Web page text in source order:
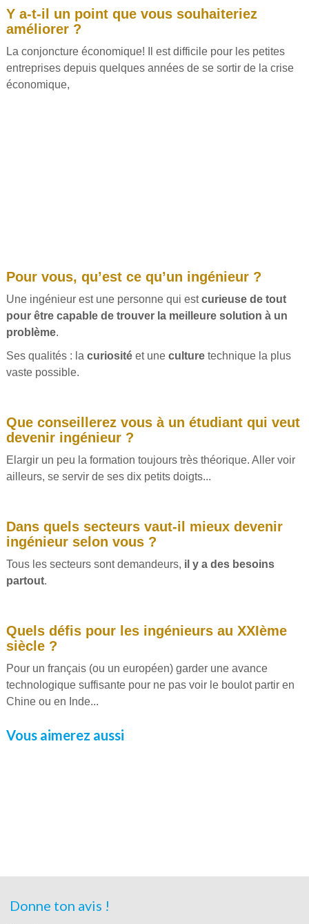
Y a-t-il un point que vous souhaiteriez
améliorer ?
La conjoncture économique! Il est difficile pour les petites
entreprises depuis quelques années de se sortir de la crise
économique,
Pour vous, qu’est ce qu’un ingénieur ?
Une ingénieur est une personne qui estcurieuse de tout
pour être capable de trouver la meilleure solution à un
problème.
Ses qualités : la curiosité et une culture technique la plus
vaste possible.
Que conseillerez vous à un étudiant qui veut
devenir ingénieur ?
Elargir un peu la formation toujours très théorique. Aller voir
ailleurs, se servir de ses dix petits doigts...
Dans quels secteurs vaut-il mieux devenir
ingénieur selon vous ?
Tous les secteurs sont demandeurs, il y a des besoins
partout.
Quels défis pour les ingénieurs au XXIème
siècle ?
Pour un français (ou un européen) garder une avance
technologique suffisante pour ne pas voir le boulot partir en
Chine ou en Inde...
Vous aimerez aussi
Donne ton avis !